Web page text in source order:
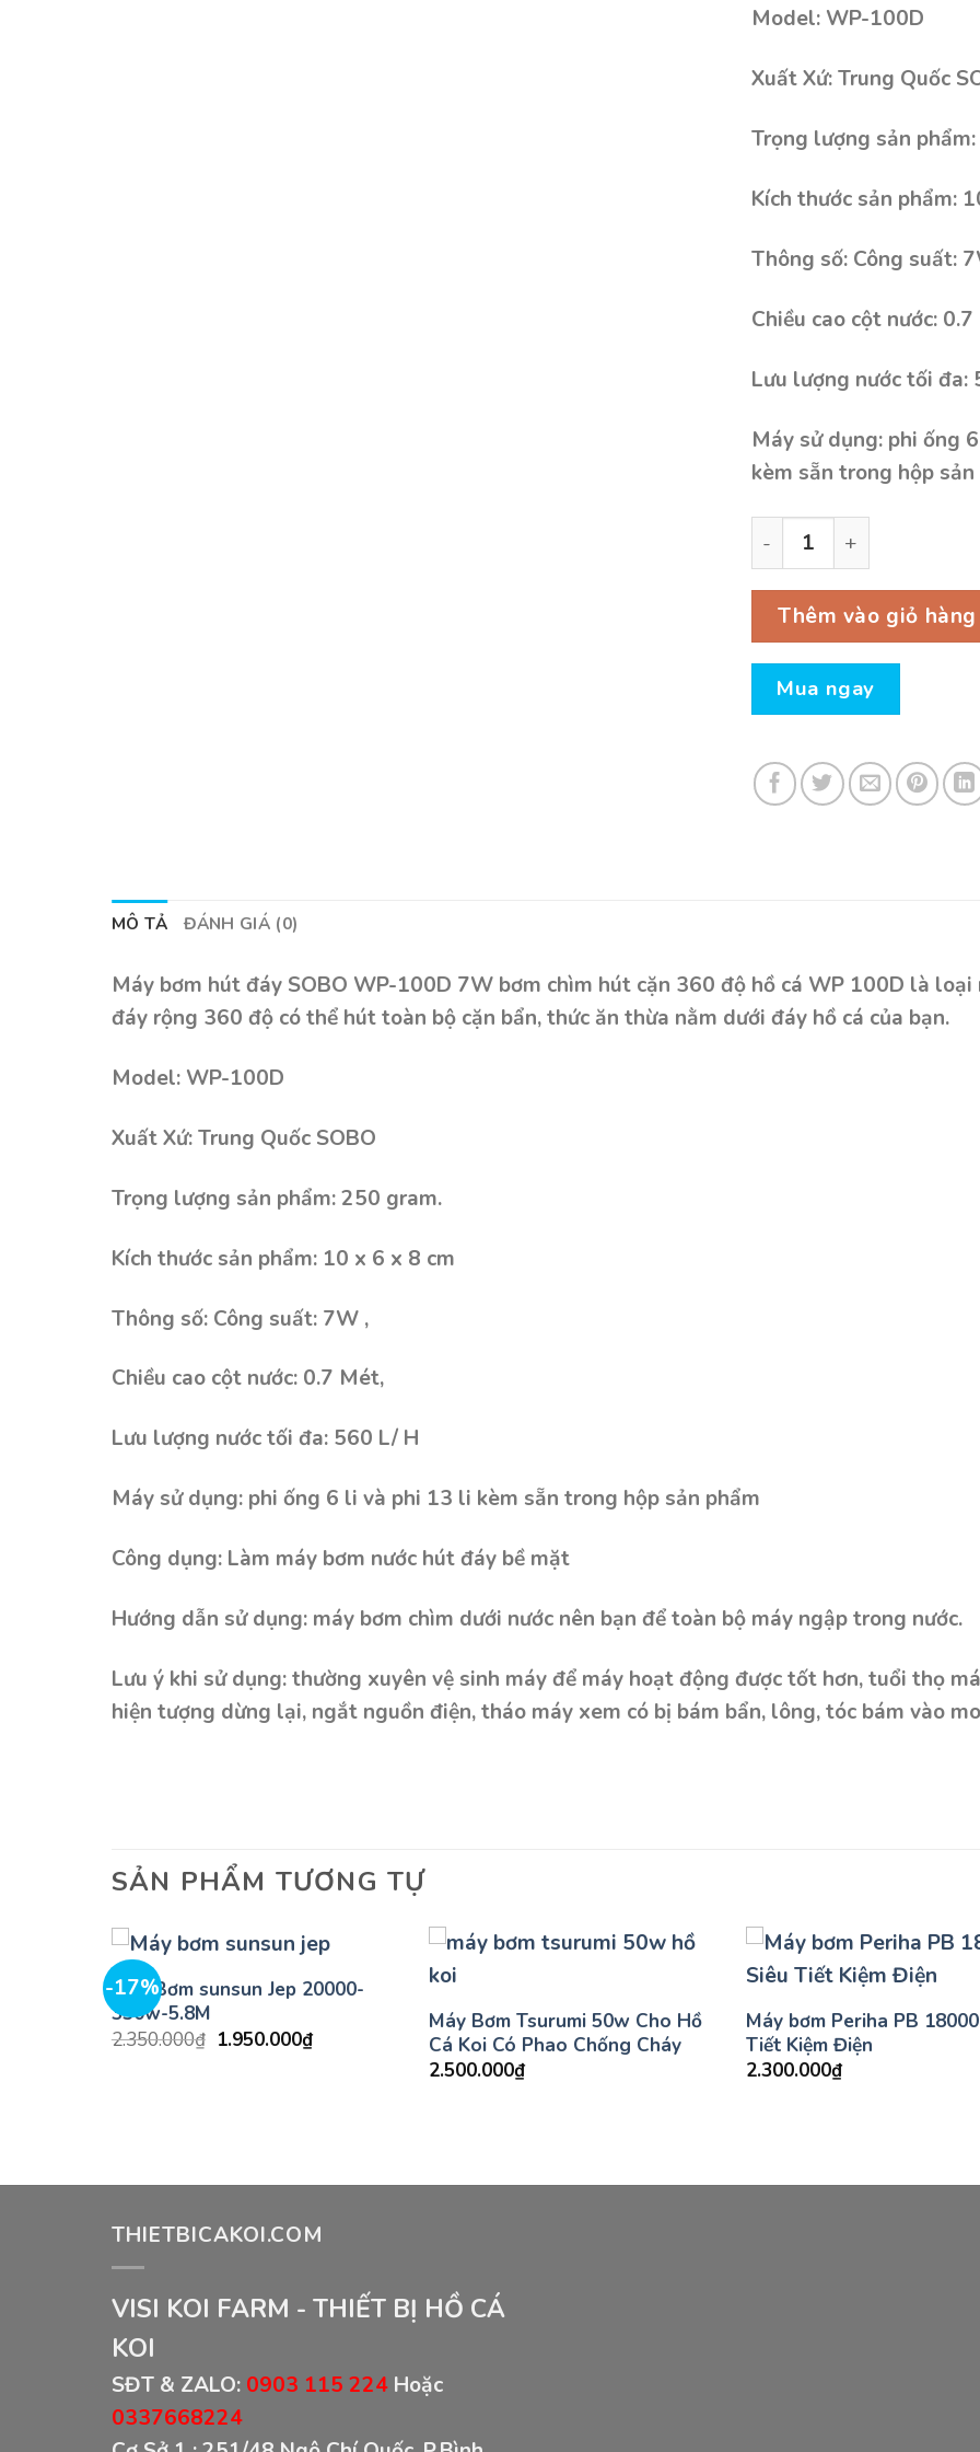
Model: WP-100D
Xuất Xứ: Trung Quốc
Trọng lượng sản
Kích thước sản phẩm:
Thông số: Công suất:
Chiều cao cột nước:
Lưu lượng nước tối đa:
Máy sử dụng: phi ống
kèm sẵn trong hộp sản
Máy Bơm SOBO WP
Thêm vào giỏ hàng
Mua ngay
MÔ TẢ ĐÁNH GIÁ (0)
Máy bơm hút đáy SOBO WP-100D 7W bơm chìm hút cặn 360 độ hồ cá WP 100D là
đáy rộng 360 độ có thể hút toàn bộ cặn bẩn, thức ăn thừa nằm dưới đáy hồ cá của bạn.
Model: WP-100D
Xuất Xứ: Trung Quốc SOBO
Trọng lượng sản phẩm: 250 gram.
Kích thước sản phẩm: 10 x 6 x 8 cm
Thông số: Công suất: 7W ,
Chiều cao cột nước: 0.7 Mét,
Lưu lượng nước tối đa: 560 L/ H
Máy sử dụng: phi ống 6 li và phi 13 li kèm sẵn trong hộp sản phẩm
Công dụng: Làm máy bơm nước hút đáy bề mặt
Hướng dẫn sử dụng: máy bơm chìm dưới nước nên bạn để toàn bộ máy ngập trong nước.
Lưu ý khi sử dụng: thường xuyên vệ sinh máy để máy hoạt động được tốt hơn, tuổi thọ
hiện tượng dừng lại, ngắt nguồn điện, tháo máy xem có bị bám bẩn, lông, tóc bám vào
SẢN PHẨM TƯƠNG TỰ
-17%
Máy Bơm sunsun Jep 20000-
330w-5.8M
2.350.000₫ Giá
1.950.000₫Giá
hiện
Máy Bơm Tsurumi 50w Cho Hồ
Cá Koi Có Phao Chống Cháy
2.500.000₫
Máy bơm Periha PB
Tiết Kiệm Điện
2.300.000₫
THIETBICAKOI.COM
VISI KOI FARM - THIẾT BỊ HỒ CÁ
KOI
SĐT & ZALO: 0903 115 224 Hoặc
0337668224